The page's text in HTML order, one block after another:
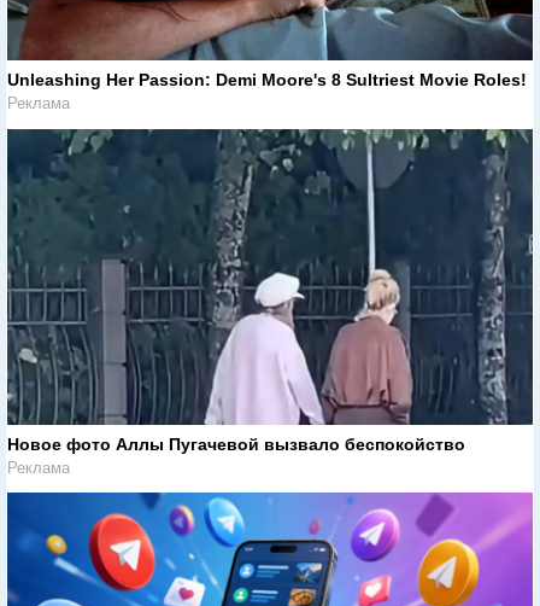
Unleashing Her Passion: Demi Moore's 8 Sultriest Movie Roles!
Реклама
Новое фото Аллы Пугачевой вызвало беспокойство
Реклама